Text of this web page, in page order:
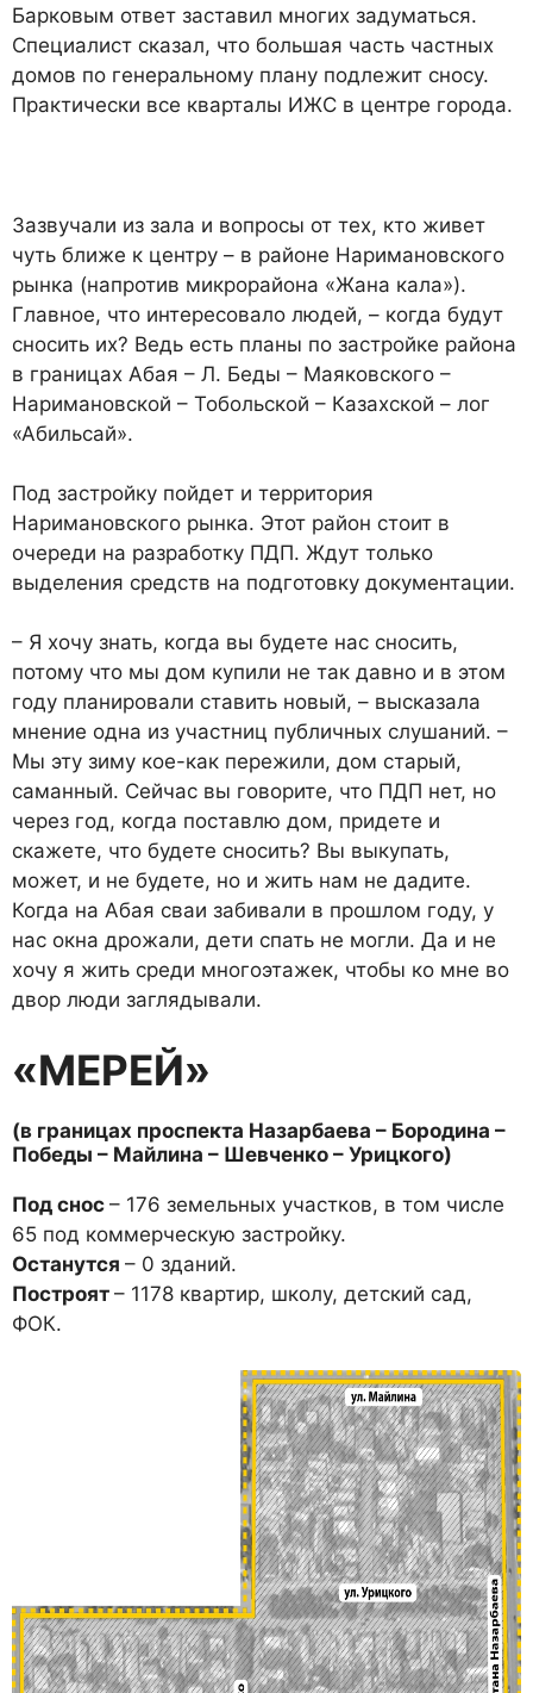
Барковым ответ заставил многих за­думаться.
Специ­алист сказал, что большая часть частных
домов по генерально­му плану под­лежит сносу.
Практиче­ски все квар­талы ИЖС в центре города.
Зазвучали из зала и вопросы от тех, кто живет
чуть ближе к центру – в районе Нари­мановского
рынка (напро­тив микрорайона «Жана кала»).
Главное, что инте­ресовало людей, – ког­да будут
сносить их? Ведь есть планы по застройке района
в границах Абая – Л. Беды – Маяковского –
Наримановской – То­больской – Казахской – лог
«Абильсай».
Под застройку пойдет и тер­ритория
Наримановского рын­ка. Этот район стоит в
очере­ди на разработку ПДП. Ждут только
выделения средств на подготовку документации.
– Я хочу знать, когда вы бу­дете нас сносить,
потому что мы дом купили не так давно и в этом
году планировали ставить новый, – высказала
мнение одна из участниц публичных слуша­ний. –
Мы эту зиму кое-как пе­режили, дом старый,
саманный. Сейчас вы говорите, что ПДП нет, но
через год, когда постав­лю дом, придете и
скажете, что будете сносить? Вы выкупать,
может, и не будете, но и жить нам не дадите.
Когда на Абая сваи забивали в прошлом году, у
нас окна дрожали, дети спать не могли. Да и не
хочу я жить среди многоэтажек, чтобы ко мне во
двор люди заглядывали.
«МЕРЕЙ»
(в границах проспекта На­зарбаева – Бородина –
По­беды – Майлина – Шевчен­ко – Урицкого)
Под снос – 176 земельных участков, в том числе
65 под коммерческую застройку.
Останутся – 0 зданий.
Построят – 1178 квартир, школу, детский сад,
ФОК.